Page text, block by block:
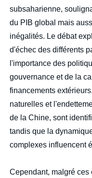
subsaharienne,
du PIB global mais
inégalités. Le débat
d'échec des différents
l'importance des
gouvernance et de la
financements
naturelles et
de la Chine, sont
tandis que la
complexes influencent
Cependant, malgré